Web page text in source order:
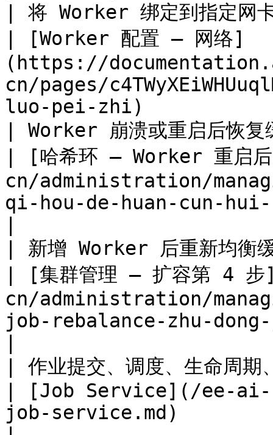
| 将 Worker 绑定到指定网
| [Worker 配置 — 网络]
(https://
cn/pages/
luo-pei-zhi)
| Worker 崩溃或重启后恢复
| [哈希环 — Worker 重启
cn/administration/
qi-hou-de-huan-cun-
| 新增 Worker 后重新均衡
| [集群管理 — 扩容第 4
cn/administration/
job-rebalance-zhu-
| 作业提交、调度、生命周期
| [Job Service](/ee-ai-
job-service.md)